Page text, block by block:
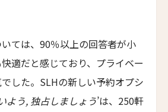
デンス・フエ
ては、90％以上の回答者が小
適だと感じており、プライベー
した。SLHの新しい予約オプシ
よう, 独占しましょう’は、250軒
閉じる